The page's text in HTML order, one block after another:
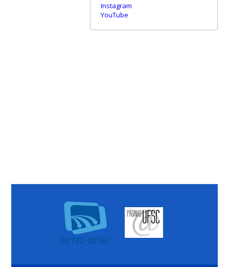
Instagram
YouTube